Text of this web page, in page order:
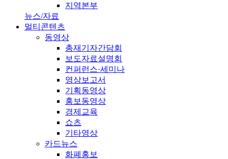
지역본부
뉴스/자료
멀티콘텐츠
동영상
총재기자간담회
보도자료설명회
컨퍼런스·세미나
영상보고서
기획동영상
홍보동영상
경제교육
쇼츠
기타영상
카드뉴스
화폐홍보